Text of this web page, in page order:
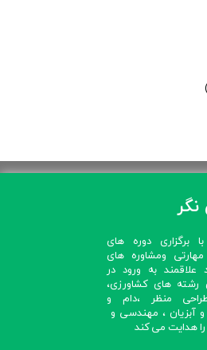
نگر
برگزاری دوره های
مهارتی ومشاوره های
علاقمند به ورود در
رشته های کشاورزی،
منظر ،دام و
آبزیان ، مهندسی و
هدایت می کند​​​​​​​